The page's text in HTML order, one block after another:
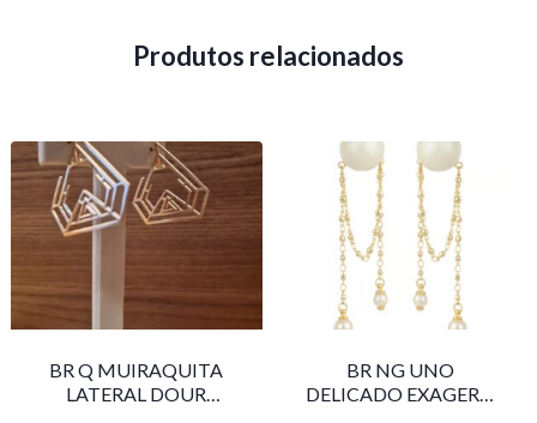
Produtos relacionados
BR Q MUIRAQUITA
LATERAL DOUR
BR NG UNO
DELICADO EXAGERO